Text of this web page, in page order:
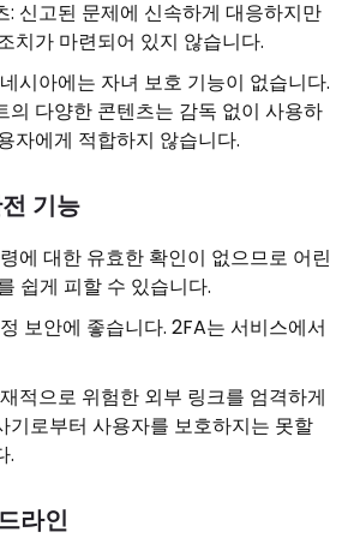
: 신고된 문제에 신속하게 대응하지만
치가 마련되어 있지 않습니다.
시아에는 자녀 보호 기능이 없습니다.
의 다양한 콘텐츠는 감독 없이 사용하
자에게 적합하지 않습니다.
기능
에 대한 유효한 확인이 없으므로 어린
쉽게 피할 수 있습니다.
보안에 좋습니다. 2FA는 서비스에서
적으로 위험한 외부 링크를 엄격하게
기로부터 사용자를 보호하지는 못할
.
라인